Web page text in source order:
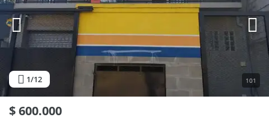
1/12 101
$600.000